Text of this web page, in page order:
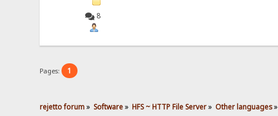
8
Pages: 1
rejetto forum» Software» HFS ~ HTTP File Server» Other languages»